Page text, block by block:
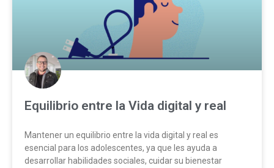
Equilibrio entre la Vida digital y real
Mantener un equilibrio entre la vida digital y real es
esencial para los adolescentes, ya que les ayuda a
desarrollar habilidades sociales, cuidar su bienestar